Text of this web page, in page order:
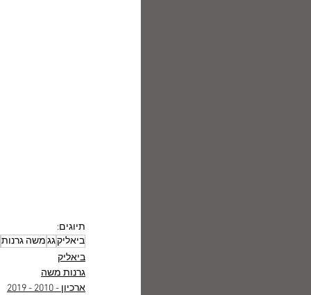
תיוגים:
ביאליקגגמשה גרנות
ביאליק
גרנות משה
ארכיון - 2010 - 2019